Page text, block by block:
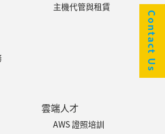
Contact Us
主機代管與租賃
雲端人才
AWS 證照培訓